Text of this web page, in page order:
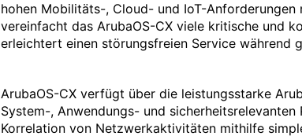
hohen Mobilitäts-, Cloud- und IoT-
vereinfacht das ArubaOS-CX viele kritische und
erleichtert einen störungsfreien Service während
ArubaOS-CX verfügt über die leistungsstarke
System-, Anwendungs- und
Korrelation von Netzwerkaktivitäten mithilfe